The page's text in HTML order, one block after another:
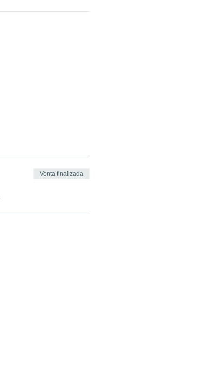
Venta finalizada